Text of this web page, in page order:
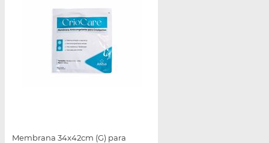
Membrana 34x42cm (G) para